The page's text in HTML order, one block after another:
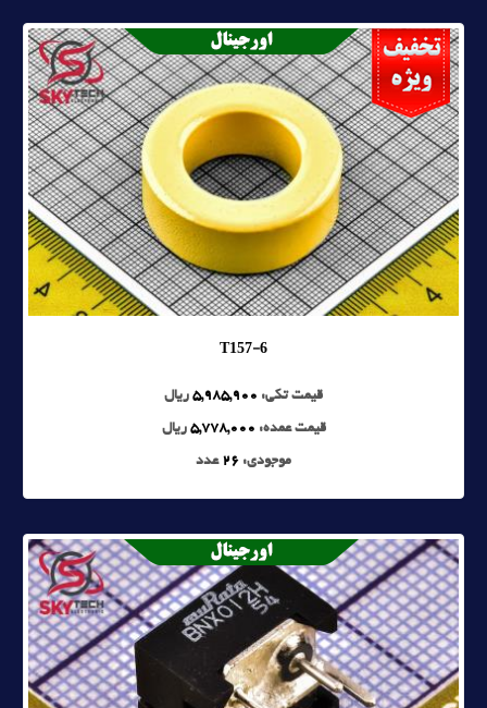
T157-6
قیمت تکی: 5,985,900 ریال
قیمت عمده: 5,778,000 ریال
موجودی: 26 عدد